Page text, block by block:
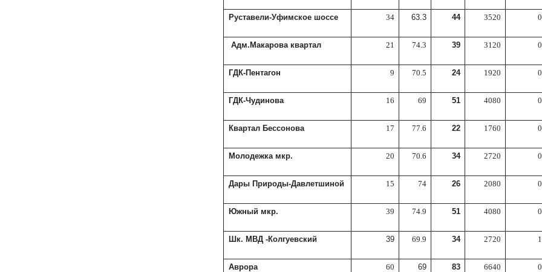
Руставели-Уфимское шоссе 34 63.3 44 3520
Адм.Макарова квартал 21 74.3 39 3120
ГДК-Пентагон 9 70.5 24 1920
ГДК-Чудинова 16 69 51 4080
Квартал Бессонова 17 77.6 22 1760
Молодежка мкр. 20 70.6 34 2720
Дары Природы-Давлетшиной 15 74 26 2080
Южный мкр. 39 74.9 51 4080
Шк. МВД -Колгуевский 39 69.9 34 2720
Аврора 60 69 83 6640